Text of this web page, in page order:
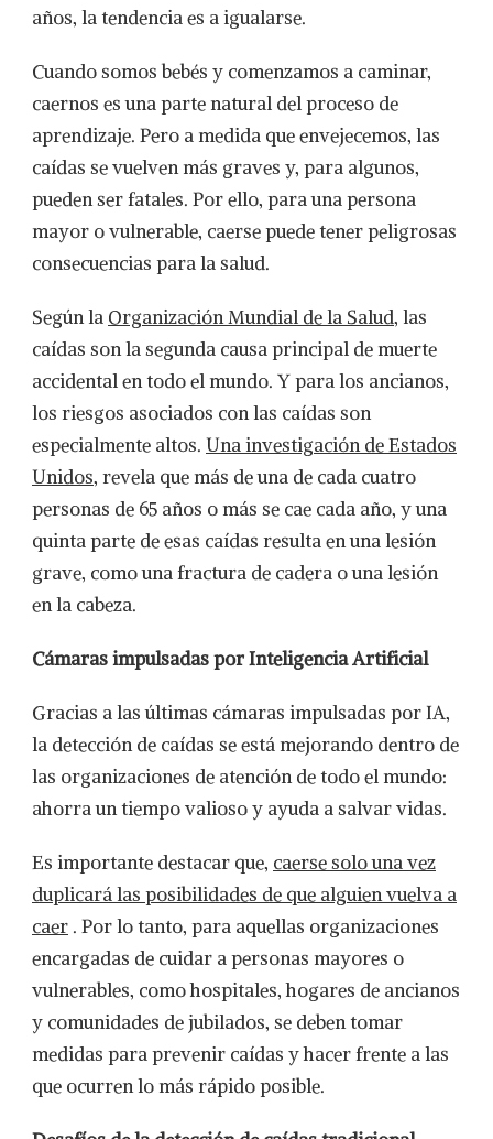
años, la tendencia es a igualarse.
Cuando somos bebés y comenzamos a caminar,
caernos es una parte natural del proceso de
aprendizaje. Pero a medida que envejecemos, las
caídas se vuelven más graves y, para algunos,
pueden ser fatales. Por ello, para una persona
mayor o vulnerable, caerse puede tener peligrosas
consecuencias para la salud.
Según la Organización Mundial de la Salud, las
caídas son la segunda causa principal de muerte
accidental en todo el mundo. Y para los ancianos,
los riesgos asociados con las caídas son
especialmente altos. Una investigación de Estados
Unidos, revela que más de una de cada cuatro
personas de 65 años o más se cae cada año, y una
quinta parte de esas caídas resulta en una lesión
grave, como una fractura de cadera o una lesión
en la cabeza.
Cámaras impulsadas por Inteligencia Artificial
Gracias a las últimas cámaras impulsadas por IA,
la detección de caídas se está mejorando dentro de
las organizaciones de atención de todo el mundo:
ahorra un tiempo valioso y ayuda a salvar vidas.
Es importante destacar que, caerse solo una vez
duplicará las posibilidades de que alguien vuelva a
caer . Por lo tanto, para aquellas organizaciones
encargadas de cuidar a personas mayores o
vulnerables, como hospitales, hogares de ancianos
y comunidades de jubilados, se deben tomar
medidas para prevenir caídas y hacer frente a las
que ocurren lo más rápido posible.